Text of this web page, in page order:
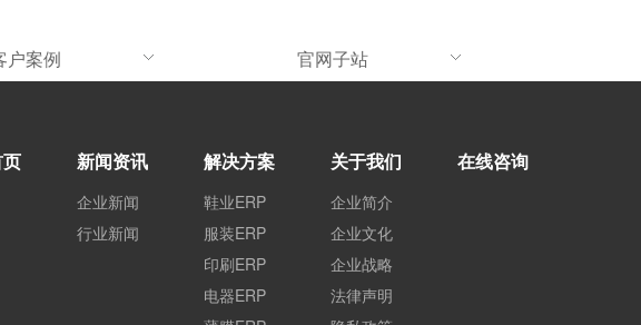
户案例 官网子站
新闻资讯
企业新闻
行业新闻
解决方案
鞋业ERP
服装ERP
印刷ERP
电器ERP
关于我们
企业简介
企业文化
企业战略
法律声明
在线咨询